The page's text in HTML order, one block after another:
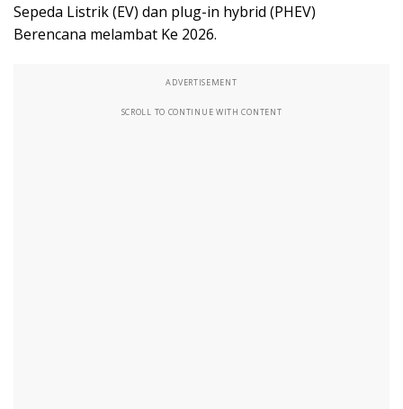
Sepeda Listrik (EV) dan plug-in hybrid (PHEV)
Berencana melambat Ke 2026.
ADVERTISEMENT
SCROLL TO CONTINUE WITH CONTENT